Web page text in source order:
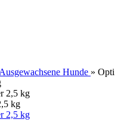
Ausgewachsene Hunde » Opti
kg